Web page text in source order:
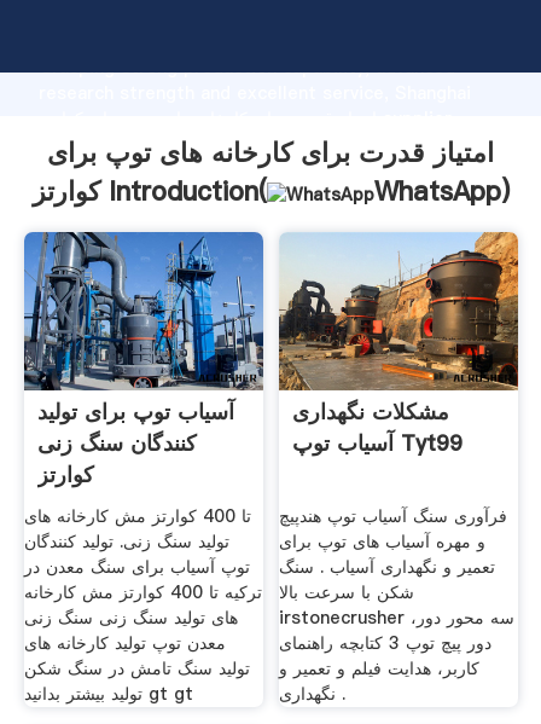
Grasping strong production capability, advanced
create the value and bring values to all of customers.
امتیاز قدرت برای کارخانه های توپ برای
کوارتز Introduction(
WhatsApp)
آسیاب توپ برای تولید
کنندگان سنگ زنی
کوارتز
تا 400 کوارتز مش کارخانه های
تولید سنگ زنی. تولید کنندگان
توپ آسیاب برای سنگ معدن در
ترکیه تا 400 کوارتز مش کارخانه
های تولید سنگ زنی سنگ زنی
معدن توپ تولید کارخانه های
تولید سنگ تامش در سنگ شکن
تولید بیشتر بدانید gt gt
مشکلات نگهداری
آسیاب توپ Tyt99
فرآوری سنگ آسیاب توپ هندپیچ
و مهره آسیاب های توپ برای
تعمیر و نگهداری آسیاب . سنگ
شکن با سرعت بالا
irstonecrusher سه محور دور،
دور پیچ توپ 3 کتابچه راهنمای
کاربر، هدایت فیلم و تعمیر و
نگهداری .